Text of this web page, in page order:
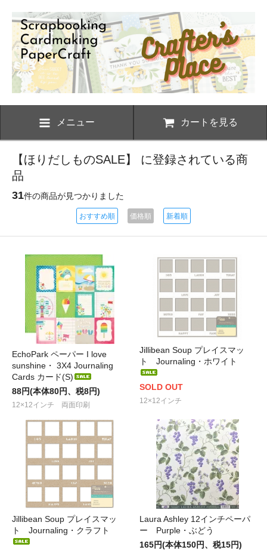
メニュー カートを見る
【ほりだしものSALE】 に登録されている商
品
31件の商品が見つかりました
おすすめ順 価格順 新着順
EchoPark ペーパー I love
sunshine・ 3X4 Journaling
Cards カード(S)
88円(本体80円、税8円)
12×12インチ 両面印刷
Jillibean Soup プレイスマッ
ト Journaling・ホワイト
SOLD OUT
12×12インチ
Jillibean Soup プレイスマッ
ト Journaling・クラフト
Laura Ashley 12インチペーパ
ー Purple・ぶどう
165円(本体150円、税15円)